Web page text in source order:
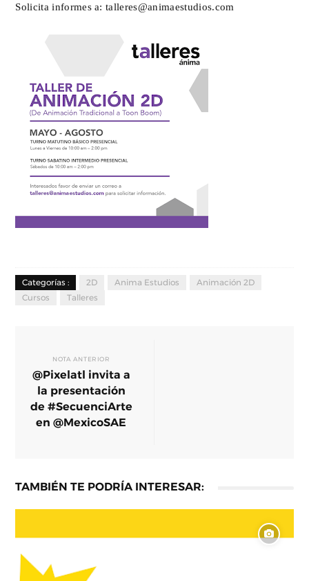
Solicita informes a:talleres@animaestudios.com
Categorías : 2D Anima Estudios
Animación 2D
Cursos
Talleres
NOTA ANTERIOR
@Pixelatl invita a
la presentación
de #SecuenciArte
en @MexicoSAE
TAMBIÉN TE PODRÍA INTERESAR: